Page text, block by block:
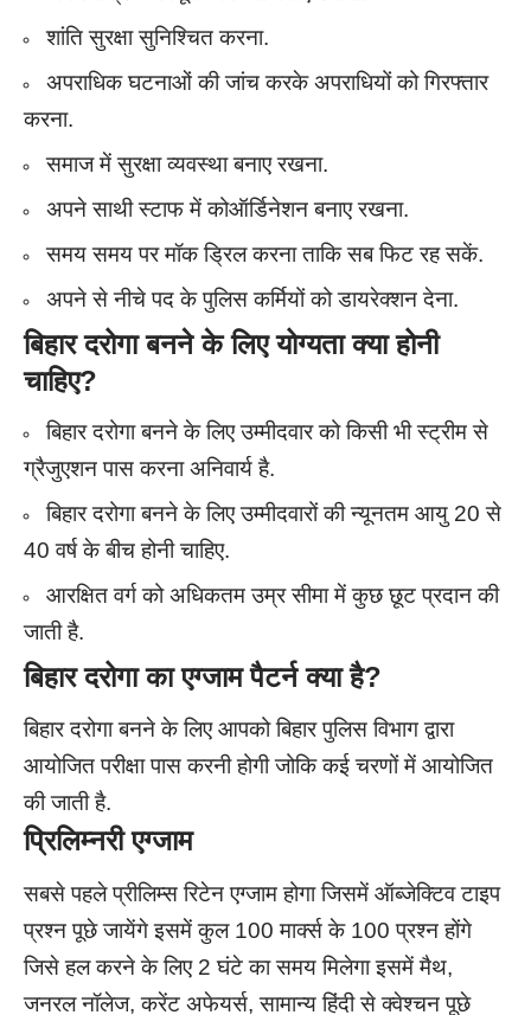
शांति सुरक्षा सुनिश्चित करना.
अपराधिक घटनाओं की जांच करके अपराधियों को गिरफ्तार
करना.
समाज में सुरक्षा व्यवस्था बनाए रखना.
अपने साथी स्टाफ में कोऑर्डिनेशन बनाए रखना.
समय समय पर मॉक ड्रिल करना ताकि सब फिट रह सकें.
अपने से नीचे पद के पुलिस कर्मियों को डायरेक्शन देना.
बिहार दरोगा बनने के लिए योग्यता क्या होनी
चाहिए?
बिहार दरोगा बनने के लिए उम्मीदवार को किसी भी स्ट्रीम से
ग्रैजुएशन पास करना अनिवार्य है.
बिहार दरोगा बनने के लिए उम्मीदवारों की न्यूनतम आयु 20 से
40 वर्ष के बीच होनी चाहिए.
आरक्षित वर्ग को अधिकतम उम्र सीमा में कुछ छूट प्रदान की
जाती है.
बिहार दरोगा का एग्जाम पैटर्न क्या है?
बिहार दरोगा बनने के लिए आपको बिहार पुलिस विभाग द्वारा
आयोजित परीक्षा पास करनी होगी जोकि कई चरणों में आयोजित
की जाती है.
प्रिलिम्नरी एग्जाम
सबसे पहले प्रीलिम्स रिटेन एग्जाम होगा जिसमें ऑब्जेक्टिव टाइप
प्रश्न पूछे जायेंगे इसमें कुल 100 मार्क्स के 100 प्रश्न होंगे
जिसे हल करने के लिए 2 घंटे का समय मिलेगाइसमें मैथ,
जनरल नॉलेज, करेंट अफेयर्स, सामान्य हिंदी से क्वेश्चन पूछे